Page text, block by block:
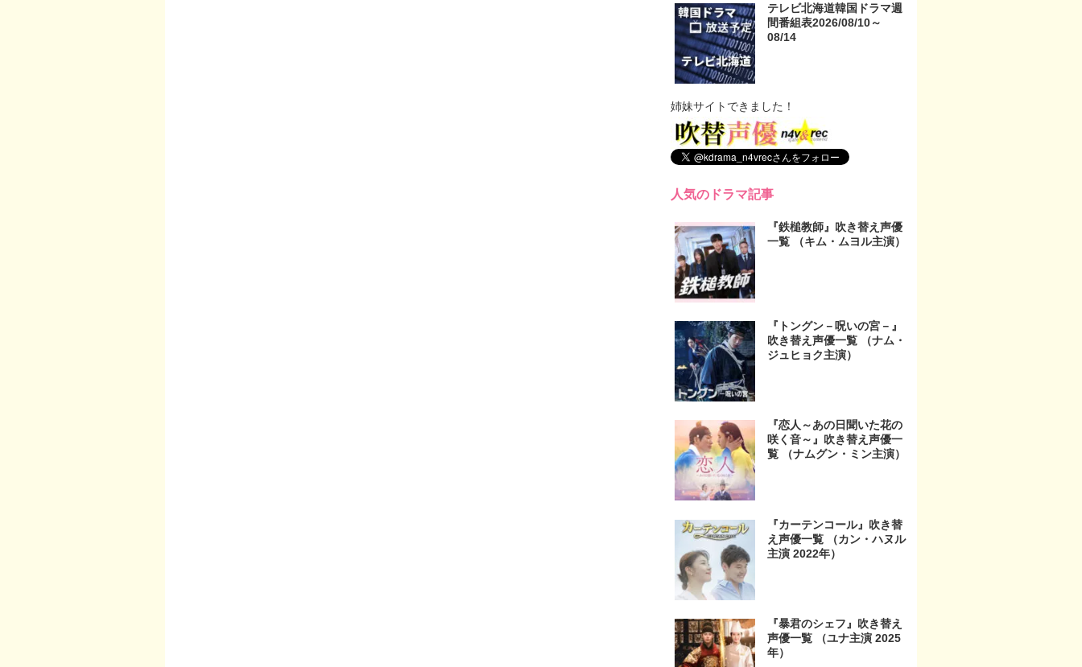
テレビ北海道韓国ドラマ週
間番組表2026/08/10～
08/14
姉妹サイトできました！
人気のドラマ記事
『鉄槌教師』吹き替え声優
一覧 （キム・ムヨル主演）
『トングン－呪いの宮－』
吹き替え声優一覧 （ナム・
ジュヒョク主演）
『恋人～あの日聞いた花の
咲く音～』吹き替え声優一
覧 （ナムグン・ミン主演）
『カーテンコール』吹き替
え声優一覧 （カン・ハヌル
主演 2022年）
『暴君のシェフ』吹き替え
声優一覧 （ユナ主演 2025
年）